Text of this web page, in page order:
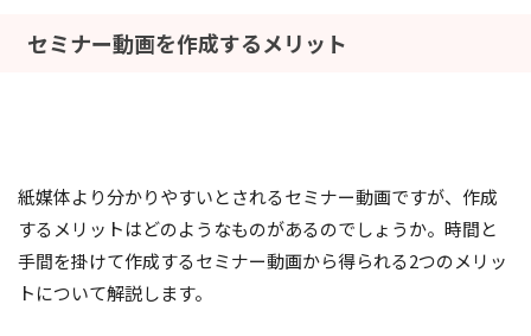
セミナー動画を作成するメリット
紙媒体より分かりやすいとされるセミナー動画ですが、作成
するメリットはどのようなものがあるのでしょうか。時間と
手間を掛けて作成するセミナー動画から得られる2つのメリッ
トについて解説します。